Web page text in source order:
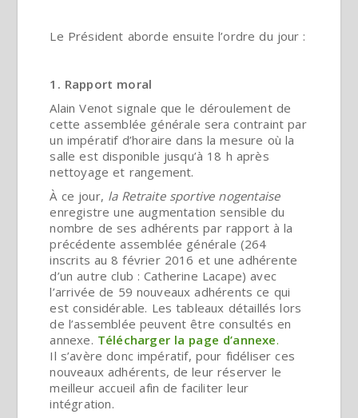
Le Président aborde ensuite l’ordre du jour :
1. Rapport moral
Alain Venot signale que le déroulement de
cette assemblée générale sera contraint par
un impératif d’horaire dans la mesure où la
salle est disponible jusqu’à 18 h après
nettoyage et rangement.
À ce jour, la Retraite sportive nogentaise
enregistre une augmentation sensible du
nombre de ses adhérents par rapport à la
précédente assemblée générale (264
inscrits au 8 février 2016 et une adhérente
d’un autre club : Catherine Lacape) avec
l’arrivée de 59 nouveaux adhérents ce qui
est considérable. Les tableaux détaillés lors
de l’assemblée peuvent être consultés en
annexe. Télécharger la page d’annexe.
Il s’avère donc impératif, pour fidéliser ces
nouveaux adhérents, de leur réserver le
meilleur accueil afin de faciliter leur
intégration.